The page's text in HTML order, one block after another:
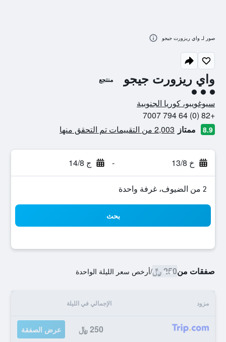
واي ريزورت جيجو منتجع
تقييم فئة 3
سيوغويبو، كوريا الجنوبية
+82 (0) 64 794 7007
8.9 ممتاز 2,003 من التقييمات تم التحقق منها
خ 13/8 - ج 14/8
2 من الضيوف، غرفة واحدة
بحث
صفقات من250 ﷼ /أرخص سعر الليلة الواحدة
مزود الإجمالي في الليلة
250 ﷼ عرض الصفقة
صور لـ واي ريزورت جيجو